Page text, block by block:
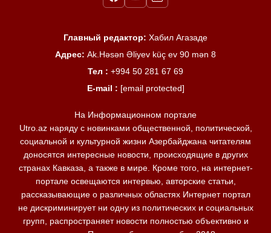
Главный редактор: Хабил Агазаде
Адрес: Ak.Həsən Əliyev küç ev 90 mən 8
Тел : +994 50 281 67 69
E-mail : [email protected]
На Информационном портале
Utro.az наряду с новинками общественной, политической,
социальной и культурной жизни Азербайджана читателям
доносятся интересные новости, происходящие в других
странах Кавказа, а также в мире. Кроме того, на интернет-
портале освещаются интервью, авторские статьи,
рассказывающие о различных областях Интернет портал
не дискриминирует ни одну из политических и социальных
групп, распространяет новости полностью объективно и